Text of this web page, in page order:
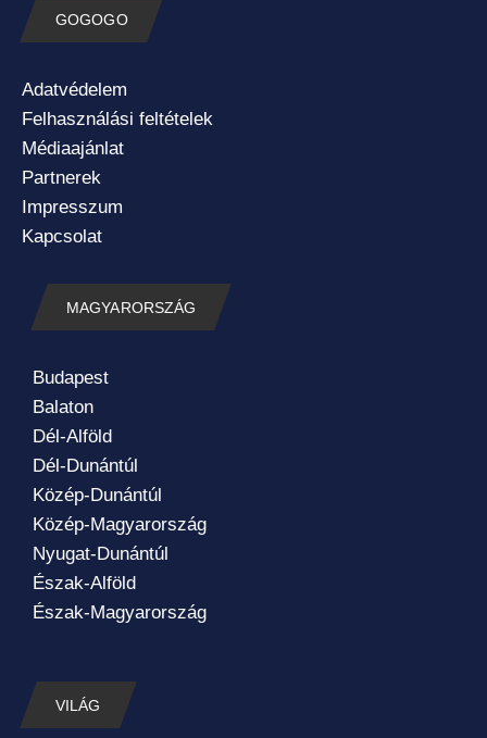
GOGOGO
Adatvédelem
Felhasználási feltételek
Médiaajánlat
Partnerek
Impresszum
Kapcsolat
MAGYARORSZÁG
Budapest
Balaton
Dél-Alföld
Dél-Dunántúl
Közép-Dunántúl
Közép-Magyarország
Nyugat-Dunántúl
Észak-Alföld
Észak-Magyarország
VILÁG